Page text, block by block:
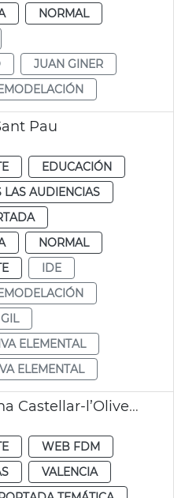
NORMAL
JUAN GINER
Pau
EDUCACIÓN
LAS AUDIENCIAS
NORMAL
IDE
ELEMENTAL
ELEMENTAL
Remodelación piscina Castellar-l’Oliveral
WEB FDM
VALENCIA